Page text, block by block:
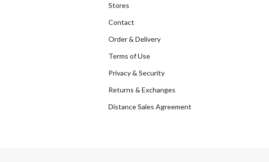
Stores
Contact
Order & Delivery
Terms of Use
Privacy & Security
Returns & Exchanges
Distance Sales Agreement